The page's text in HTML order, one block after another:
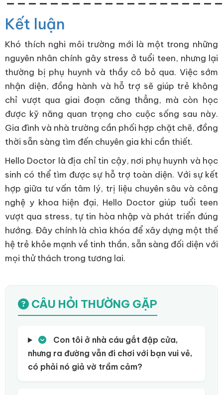
Kết luận
Khó thích nghi môi trường mới là một trong những
nguyên nhân chính gây stress ở tuổi teen, nhưng lại
thường bị phụ huynh và thầy cô bỏ qua. Việc sớm
nhận diện, đồng hành và hỗ trợ sẽ giúp trẻ không
chỉ vượt qua giai đoạn căng thẳng, mà còn học
được kỹ năng quan trọng cho cuộc sống sau này.
Gia đình và nhà trường cần phối hợp chặt chẽ, đồng
thời sẵn sàng tìm đến chuyên gia khi cần thiết.
Hello Doctor là địa chỉ tin cậy, nơi phụ huynh và học
sinh có thể tìm được sự hỗ trợ toàn diện. Với sự kết
hợp giữa tư vấn tâm lý, trị liệu chuyên sâu và công
nghệ y khoa hiện đại, Hello Doctor giúp tuổi teen
vượt qua stress, tự tin hòa nhập và phát triển đúng
hướng. Đây chính là chìa khóa để xây dựng một thế
hệ trẻ khỏe mạnh về tinh thần, sẵn sàng đối diện với
mọi thử thách trong tương lai.
CÂU HỎI THƯỜNG GẶP
Con tôi ở nhà cáu gắt đập cửa,
nhưng ra đường vẫn đi chơi với bạn vui vẻ,
có phải nó giả vờ trầm cảm?